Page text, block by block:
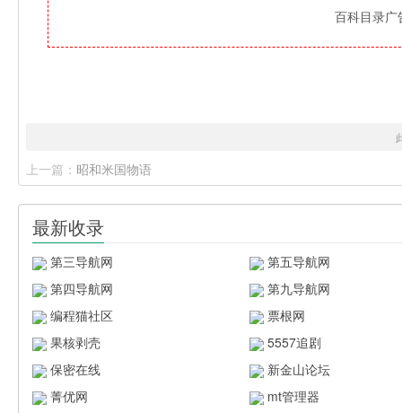
百科目录
上一篇： 昭和米国物语
最新收录
第三导航网
第五导航网
第四导航网
第九导航网
编程猫社区
票根网
果核剥壳
5557追剧
保密在线
新金山论坛
菁优网
mt管理器